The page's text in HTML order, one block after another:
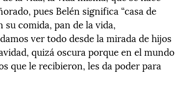
pues Belén significa “casa de
su comida, pan de la vida,
ver todo desde la mirada de hijos
quizá oscura porque en el mundo
que le recibieron, les da poder para